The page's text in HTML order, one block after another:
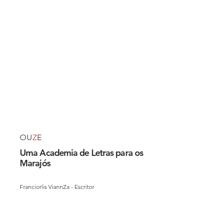
OUZE
Uma Academia de Letras para os
Marajós
Franciorlis ViannZa - Escritor